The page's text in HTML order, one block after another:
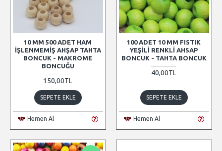
10 MM 500 ADET HAM
İŞLENMEMIŞ AHŞAP TAHTA
BONCUK - MAKROME
BONCUĞU
150,00TL
SEPETE EKLE
Hemen Al
100 ADET 10 MM FISTIK
YEŞILI RENKLI AHSAP
BONCUK - TAHTA BONCUK
40,00TL
SEPETE EKLE
Hemen Al